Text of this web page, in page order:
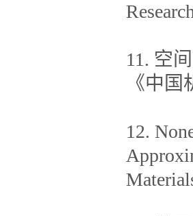
11. 空
《中
12.